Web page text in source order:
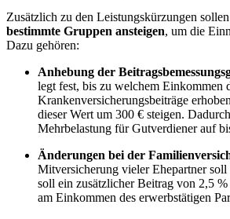
Zusätzlich zu den Leistungskürzungen
bestimmte Gruppen ansteigen, um die
Dazu gehören:
Anhebung der
legt fest, bis zu welchem Einkommen
Krankenversicherungsbeiträge
dieser Wert um 300 € steigen.
Mehrbelastung für Gutverdiener auf
Änderungen bei der
Mitversicherung vieler Ehepartner soll
soll ein zusätzlicher Beitrag von 2,5
am Einkommen des erwerbstätigen